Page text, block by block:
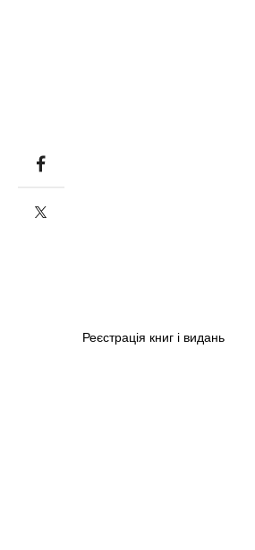
Реєстрація книг і видань